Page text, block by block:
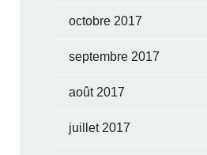
octobre 2017
septembre 2017
août 2017
juillet 2017